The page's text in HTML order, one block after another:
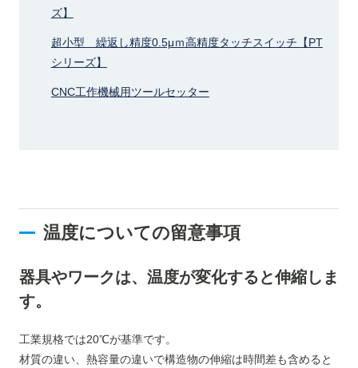
ズ】
超小型 繰返し精度0.5μｍ高精度タッチスイッチ【PT
シリーズ】
CNC工作機械用ツールセッター
温度についての留意事項
器具やワークは、温度が変化すると伸縮しま
す。
工業規格では20℃が基準です。
材質の違い、熱容量の違いで構造物の伸縮は時間差も含めると